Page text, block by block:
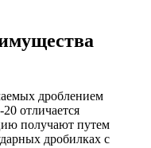
дроблением
отличается
получают путем
дробилках с